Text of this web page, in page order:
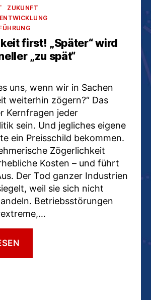
ZUKUNFT
first! „Später“ wird
„zu spät“
uns, wenn wir in Sachen
weiterhin zögern?“ Das
Kernfragen jeder
sein. Und jegliches eigene
ein Preisschild bekommen.
Zögerlichkeit
Kosten – und führt
Der Tod ganzer Industrien
weil sie sich nicht
Betriebsstörungen